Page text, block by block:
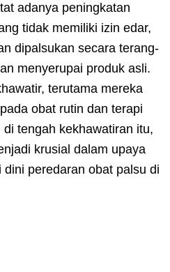
adanya peningkatan
tidak memiliki izin edar,
dipalsukan secara terang-
menyerupai produk asli.
terutama mereka
obat rutin dan terapi
tengah kekhawatiran itu,
krusial dalam upaya
peredaran obat palsu di